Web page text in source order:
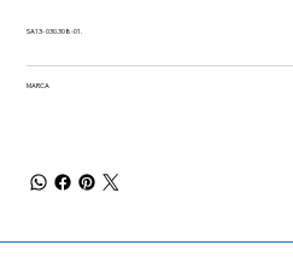
SA13- 030.308-01.
MARCA